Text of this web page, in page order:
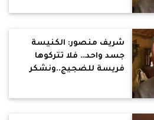
شريف منصور: الكنيسة
جسد واحد… فلا تتركوها
فريسة للضجيج..ونشكر